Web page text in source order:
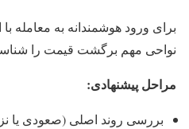
برای ورود هوشمندانه به معامله با
نواحی مهم برگشت قیمت را
مراحل پیشنهادی:
بررسی روند اصلی (صعودی یا